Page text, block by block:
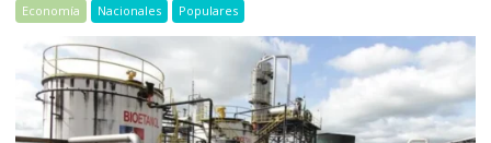
Economía Nacionales Populares